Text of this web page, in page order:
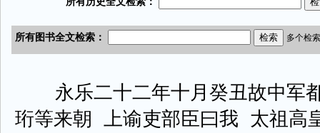
永乐二十二年十月癸丑故中军
珩等来朝 上谕吏部臣曰我 太祖高